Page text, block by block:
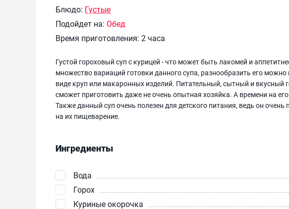
Блюдо: Густые
Подойдет на: Обед
Время приготовления: 2 часа
Густой гороховый суп с курицей - что может быть лакомей и
множество вариаций готовки данного супа, разнообразить его
виде круп или макаронных изделий. Питательный, сытный и вкусный
сможет приготовить даже не очень опытная хозяйка. А времени на
Также данный суп очень полезен для детского питания, ведь он очень
на их пищеварение.
Ингредиенты
Вода
Горох
Куриные окорочка